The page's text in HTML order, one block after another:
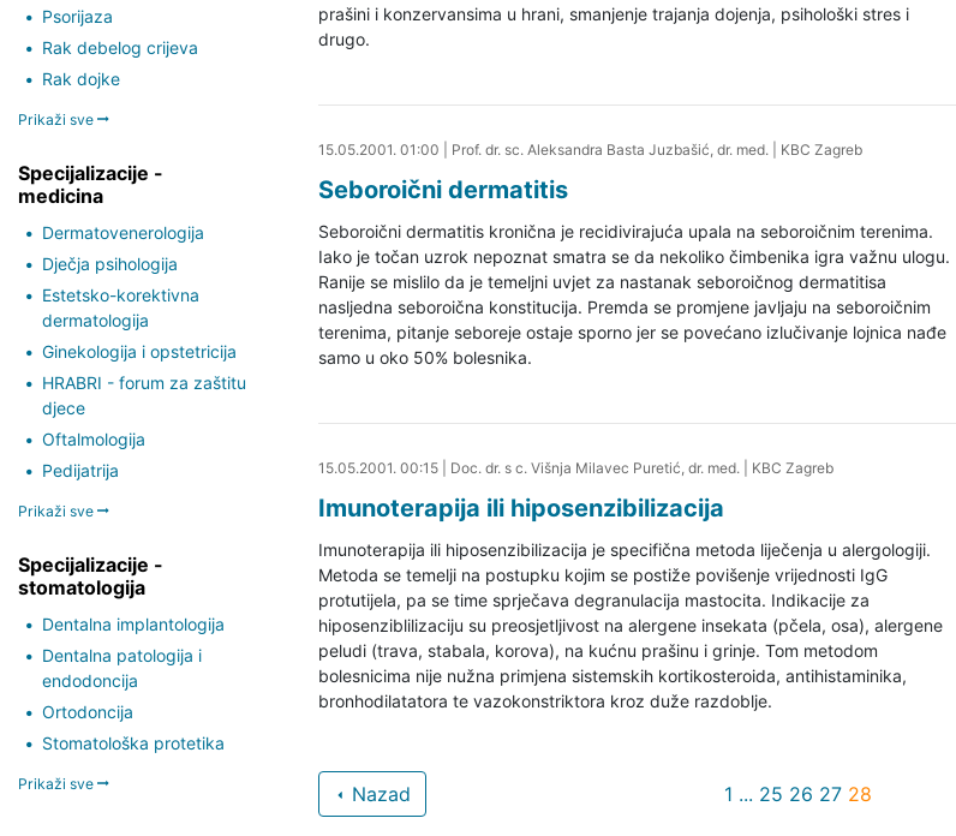
Psorijaza
Rak debelog crijeva
Rak dojke
Prikaži sve
Specijalizacije -
medicina
Dermatovenerologija
Dječja psihologija
Estetsko-korektivna
dermatologija
Ginekologija i opstetricija
HRABRI - forum za zaštitu
djece
Oftalmologija
Pedijatrija
Prikaži sve
Specijalizacije -
stomatologija
Dentalna implantologija
Dentalna patologija i
endodoncija
Ortodoncija
Stomatološka protetika
Prikaži sve
prašini i konzervansima u hrani, smanjenje trajanja dojenja, psihološki stres i
drugo.
27.08.2019. 16:45
15.05.2001. 01:00 Prof. dr. sc. Aleksandra Basta Juzbašić, dr. med. KBC Zagreb
Seboroični dermatitis
Seboroični dermatitis kronična je recidivirajuća upala na seboroičnim terenima.
Iako je točan uzrok nepoznat smatra se da nekoliko čimbenika igra važnu ulogu.
Ranije se mislilo da je temeljni uvjet za nastanak seboroičnog dermatitisa
nasljedna seboroična konstitucija. Premda se promjene javljaju na seboroičnim
terenima, pitanje seboreje ostaje sporno jer se povećano izlučivanje lojnica nađe
samo u oko 50% bolesnika.
27.08.2019. 16:47
15.05.2001. 00:15| Doc. dr. s c. Višnja Milavec Puretić, dr. med. KBC Zagreb
Imunoterapija ili hiposenzibilizacija
Imunoterapija ili hiposenzibilizacija je specifična metoda liječenja u alergologiji.
Metoda se temelji na postupku kojim se postiže povišenje vrijednosti IgG
protutijela, pa se time sprječava degranulacija mastocita. Indikacije za
hiposenziblilizaciju su preosjetljivost na alergene insekata (pčela, osa), alergene
peludi (trava, stabala, korova), na kućnu prašinu i grinje. Tom metodom
bolesnicima nije nužna primjena sistemskih kortikosteroida, antihistaminika,
bronhodilatatora te vazokonstriktora kroz duže razdoblje.
Nazad 1 ... 25 26 27 28